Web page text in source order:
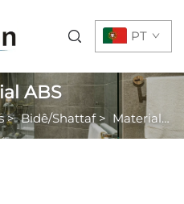
PT
ABS
>Bidê/Shattaf> Material ABS